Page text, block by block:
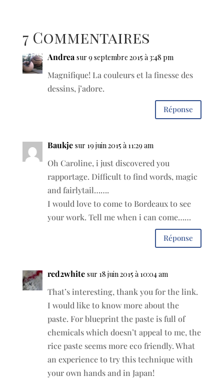
7 Commentaires
Andrea sur 9 septembre 2015 à 3:48 pm
Magnifique! La couleurs et la finesse des
dessins, j’adore.
Réponse
Baukje sur 19 juin 2015 à 11:29 am
Oh Caroline, i just discovered you
rapportage. Difficult to find words, magic
and fairlytail…….
I would love to come to Bordeaux to see
your work. Tell me when i can come……
Réponse
red2white sur 18 juin 2015 à 10:04 am
That’s interesting, thank you for the link.
I would like to know more about the
paste. For blueprint the paste is full of
chemicals which doesn’t appeal to me, the
rice paste seems more eco friendly. What
an experience to try this technique with
your own hands and in Japan!